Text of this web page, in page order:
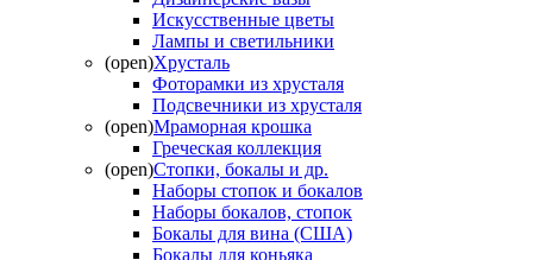
Искусственные цветы
Лампы и светильники
(open)Хрусталь
Фоторамки из хрусталя
Подсвечники из хрусталя
(open)Мраморная крошка
Греческая коллекция
(open)Стопки, бокалы и др.
Наборы стопок и бокалов
Наборы бокалов, стопок
Бокалы для вина (США)
Бокалы для коньяка